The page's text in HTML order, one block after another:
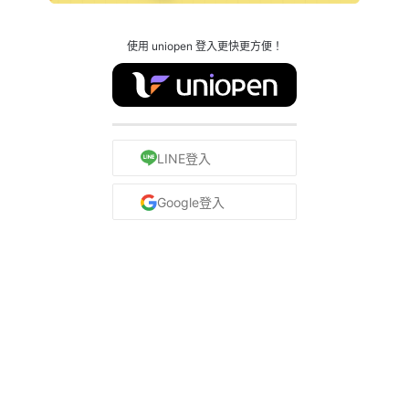
使用 uniopen 登入更快更方便！
LINE登入
Google登入